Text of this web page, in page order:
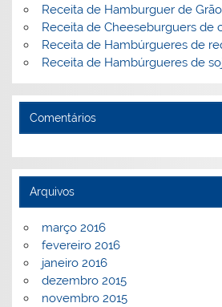
Receita de Hamburguer de
Receita de Cheeseburguers de
Receita de Hambúrgueres de
Receita de Hambúrgueres de
Comentários
Arquivos
março 2016
fevereiro 2016
janeiro 2016
dezembro 2015
novembro 2015